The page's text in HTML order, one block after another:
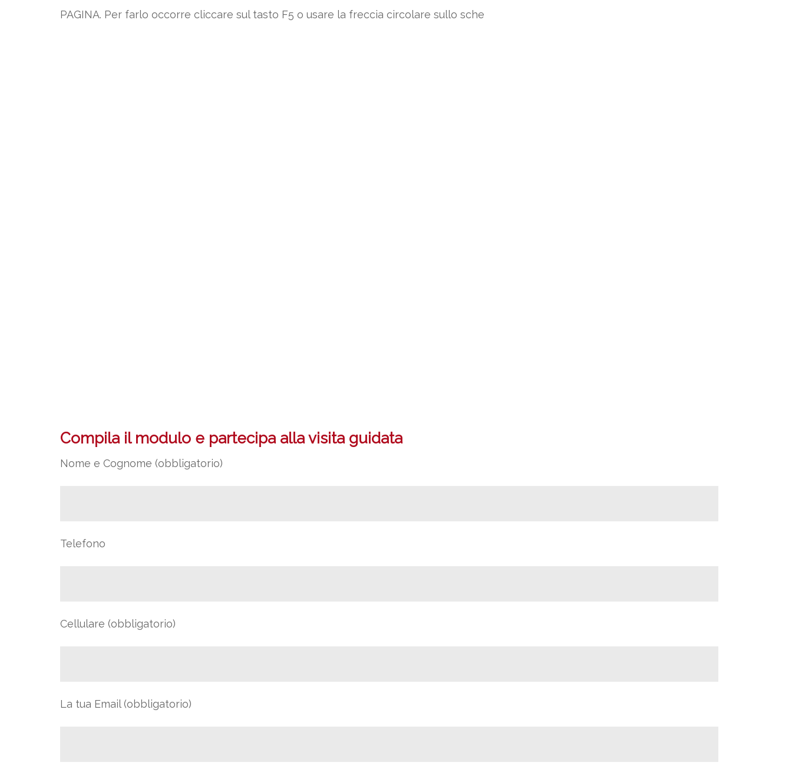
PAGINA. Per farlo occorre cliccare sul tasto F5 o usare la freccia circolare sullo sche
Compila il modulo e partecipa alla visita guidata
Nome e Cognome (obbligatorio)
Telefono
Cellulare (obbligatorio)
La tua Email (obbligatorio)